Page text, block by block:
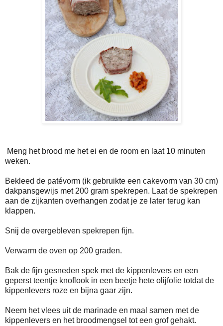
Meng het brood me het ei en de room en laat 10 minuten
weken.
Bekleed de patévorm (ik gebruikte een cakevorm van 30 cm)
dakpansgewijs met 200 gram spekrepen. Laat de spekrepen
aan de zijkanten overhangen zodat je ze later terug kan
klappen.
Snij de overgebleven spekrepen fijn.
Verwarm de oven op 200 graden.
Bak de fijn gesneden spek met de kippenlevers en een
geperst teentje knoflook in een beetje hete olijfolie totdat de
kippenlevers roze en bijna gaar zijn.
Neem het vlees uit de marinade en maal samen met de
kippenlevers en het broodmengsel tot een grof gehakt.